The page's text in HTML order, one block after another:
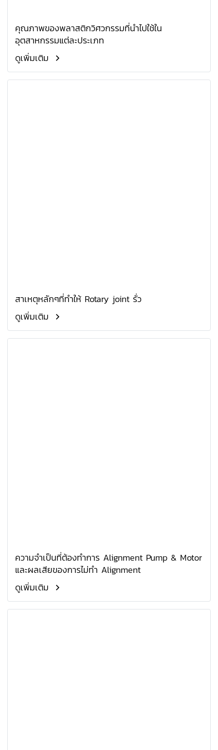
คุณภาพของพลาสติกวิศวกรรมที่นำไปใช้ใน
อุตสาหกรรมแต่ละประเภท
ดูเพิ่มเติม
สาเหตุหลักๆที่ทำให้ Rotary joint รั่ว
ดูเพิ่มเติม
ความจำเป็นที่ต้องทำการ Alignment Pump & Motor
และผลเสียของการไม่ทำ Alignment
ดูเพิ่มเติม